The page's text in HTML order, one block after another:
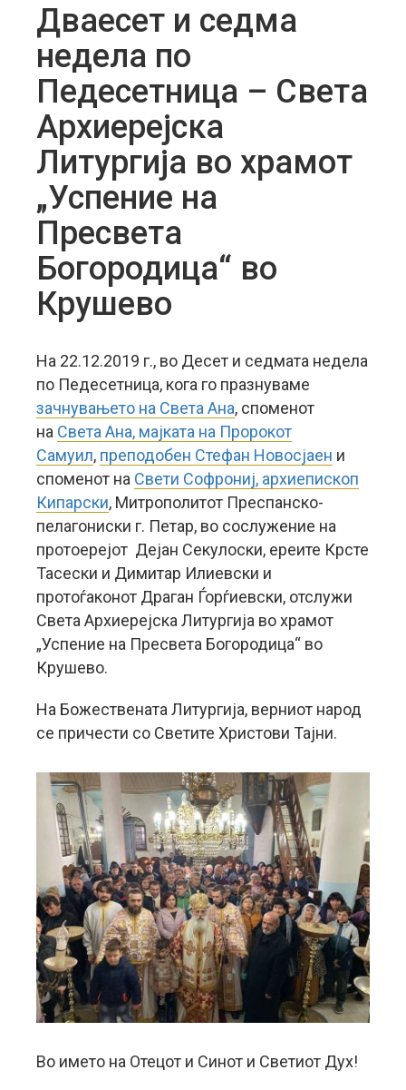
Дваесет и седма
недела по
Педесетница – Света
Архиерејска
Литургија во храмот
„Успение на
Пресвета
Богородица“ во
Крушево
На 22.12.2019 г., во Десет и седмата недела
по Педесетница, кога го празнуваме
зачнувањето на Света Ана, споменот
на Света Ана, мајката на Пророкот
Самуил, преподобен Стефан Новосјаен и
споменот на Свети Софрониј, архиепископ
Кипарски, Митрополитот Преспанско-
пелагониски г. Петар, во сослужение на
протоерејот Дејан Секулоски, ереите Крсте
Тасески и Димитар Илиевски и
протоѓаконот Драган Ѓорѓиевски, отслужи
Света Архиерејска Литургија во храмот
„Успение на Пресвета Богородица“ во
Крушево.
На Божествената Литургија, верниот народ
се причести со Светите Христови Тајни.
Во името на Отецот и Синот и Светиот Дух!